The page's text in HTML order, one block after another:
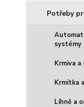
Potřeby
systémy
Krmiva
Krmítka
Líhně a